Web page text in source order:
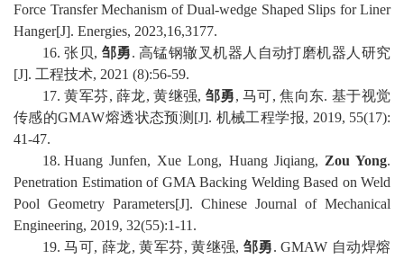
Force Transfer Mechanism of Dual-wedge Shaped Slips for Liner
Hanger[J]. Energies, 2023,16,3177.
16. 张贝, 邹勇. 高锰钢辙叉机器人自动打磨机器人研究
[J]. 工程技术, 2021 (8):56-59.
1 7. 黄军芬,薛龙,黄继强, 邹勇,马可,焦向东. 基于视觉
传感的GMAW熔透状态预测 [J]. 机械工程学报, 2019, 55(17):
41-47.
18. Huang Junfen, Xue Long, Huang Jiqiang, Zou Yong.
Penetration Estimation of GMA Backing Welding Based on Weld
Pool Geometry Parameters[J]. Chinese Journal of Mechanical
Engineering, 2019, 32(55):1-11 .
19. 马可, 薛龙,黄军芬,黄继强, 邹勇. GMAW 自动焊熔